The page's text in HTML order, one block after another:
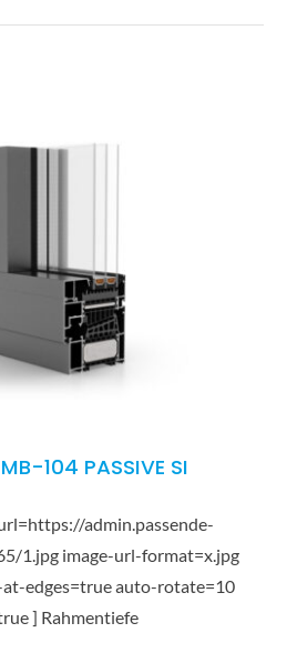
104 PASSIVE SI
admin.passende-
1.jpg image-url-format=x.jpg
edges=true auto-rotate=10
] Rahmentiefe